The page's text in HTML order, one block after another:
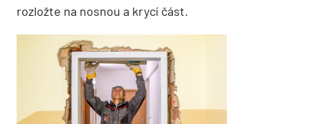
rozložte na nosnou a krycí část.